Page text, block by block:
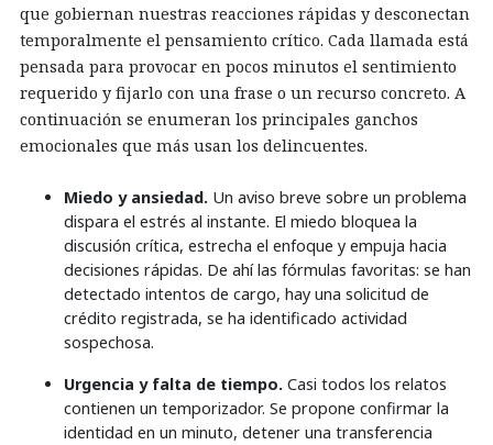
que gobiernan nuestras reacciones rápidas y desconectan
temporalmente el pensamiento crítico. Cada llamada está
pensada para provocar en pocos minutos el sentimiento
requerido y fijarlo con una frase o un recurso concreto. A
continuación se enumeran los principales ganchos
emocionales que más usan los delincuentes.
Miedo y ansiedad. Un aviso breve sobre un problema
dispara el estrés al instante. El miedo bloquea la
discusión crítica, estrecha el enfoque y empuja hacia
decisiones rápidas. De ahí las fórmulas favoritas: se han
detectado intentos de cargo, hay una solicitud de
crédito registrada, se ha identificado actividad
sospechosa.
Urgencia y falta de tiempo. Casi todos los relatos
contienen un temporizador. Se propone confirmar la
identidad en un minuto, detener una transferencia